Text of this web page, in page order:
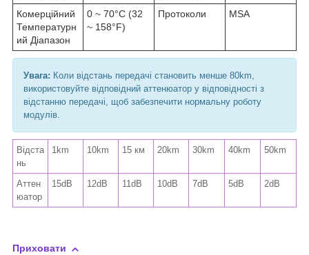
Комерційний
Температурн
ий Діапазон
0 ~ 70°C (32
~ 158°F)
Протоколи MSA
Увага: Коли відстань передачі становить менше 80km,
використовуйте відповідний аттенюатор у відповідності з
відстанню передачі, щоб забезпечити нормальну роботу
модулів.
Відста
нь
1km 10km 15 км 20km 30km 40km 50km
Аттен
юатор
15dB 12dB 11dB 10dB 7dB 5dB 2dB
Приховати